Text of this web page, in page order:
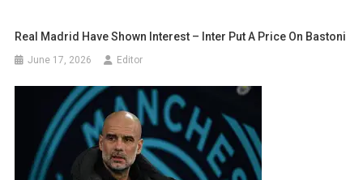
Real Madrid Have Shown Interest – Inter Put A Price On Bastoni
June 17, 2026 Editor